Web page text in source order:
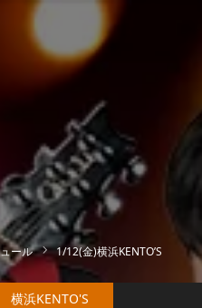
ール 1/12(金)横浜KENTO’S
横浜KENTO'S